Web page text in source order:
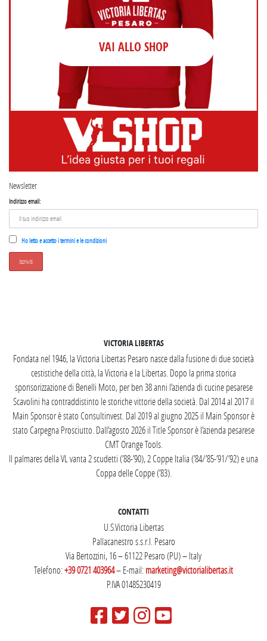
VAI ALLO SHOP
Newsletter
Indirizzo email:
Ho letto e accetto i termini e le condizioni
VICTORIA LIBERTAS
Fondata nel 1946, la Victoria Libertas Pesaro nasce dalla fusione di due società
cestistiche della città, la Victoria e la Libertas. Dopo la prima storica
sponsorizzazione di Benelli Moto, per ben 38 anni l’azienda di cucine pesarese
Scavolini ha contraddistinto le storiche vittorie della società. Dal 2014 al 2017 il
Main Sponsor è stato Consultinvest. Dal 2019 al giugno 2025 il Main Sponsor è
stato Carpegna Prosciutto. Dall’agosto 2026 il Title Sponsor è l’azienda pesarese
CMT Orange Tools.
Il palmares della VL vanta 2 scudetti (’88-’90), 2 Coppe Italia (’84/’85-’91/’92) e una
Coppa delle Coppe (’83).
CONTATTI
U.S.Victoria Libertas
Pallacanestro s.s.r.l. Pesaro
Via Bertozzini, 16 – 61122 Pesaro (PU) – Italy
Telefono:+39 0721 403964– E-mail:marketing@victorialibertas.it
P.IVA 01485230419